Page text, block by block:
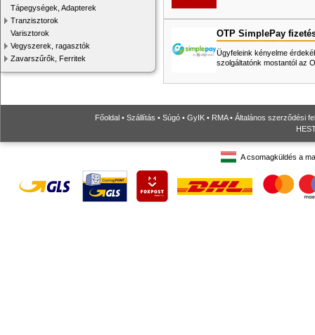
Tápegységek, Adapterek
Tranzisztorok
Varisztorok
Vegyszerek, ragasztók
Zavarszűrők, Ferritek
OTP SimplePay
Ügyfeleink kényelme
szolgáltatónk mostantól az
Főoldal • Szállítás • Súgó • GyIK • RMA• Általános szerződési
A csomagküldés a